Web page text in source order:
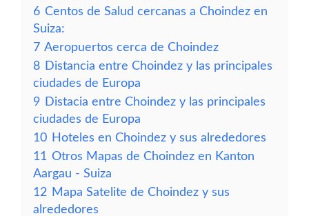
6 Centos de Salud cercanas a Choindez en
Suiza:
7 Aeropuertos cerca de Choindez
8 Distancia entre Choindez y las principales
ciudades de Europa
9 Distacia entre Choindez y las principales
ciudades de Europa
10 Hoteles en Choindez y sus alrededores
11 Otros Mapas de Choindez en Kanton
Aargau - Suiza
12 Mapa Satelite de Choindez y sus
alrededores